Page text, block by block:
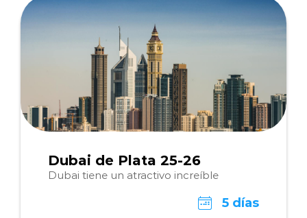
Dubai de Plata 25-26
Dubai tiene un atractivo increíble
5 días